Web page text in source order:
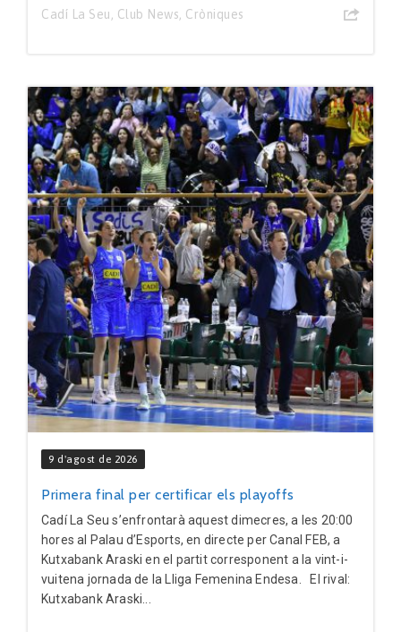
Cadí La Seu, Club News, Cròniques
9 d'agost de 2026
Primera final per certificar els playoffs
Cadí La Seu s’enfrontarà aquest dimecres, a les 20:00
hores al Palau d’Esports, en directe per Canal FEB, a
Kutxabank Araski en el partit corresponent a la vint-i-
vuitena jornada de la Lliga Femenina Endesa. El rival:
Kutxabank Araski...